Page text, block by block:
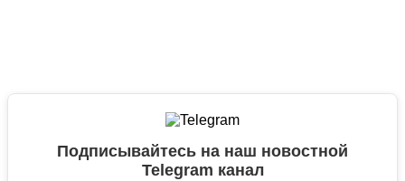
Подписывайтесь на наш новостной
Telegram канал